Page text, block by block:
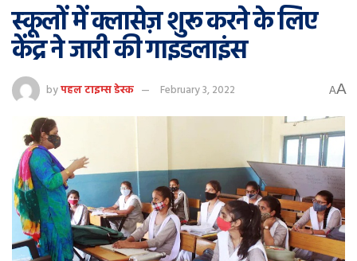
स्‍कूलों में क्‍लासेज़ शुरू करने के लिए
केंद्र ने जारी की गाइडलाइंस
byपहल टाइम्स डेस्क February 3, 2022 AA